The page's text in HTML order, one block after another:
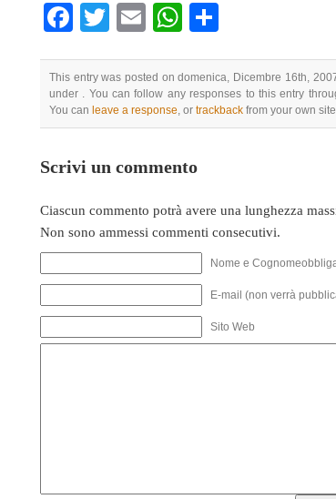
Facebook
TwitterEmailWhatsApp
This entry was posted on domenica, Dicembre 16th,
under . You can follow any responses to this entry
You can leave a response, or trackback from your own
Scrivi un commento
Ciascun commento potrà avere una lunghezza
Non sono ammessi commenti consecutivi.
Nome e
E-mail (non verrà
Sito Web